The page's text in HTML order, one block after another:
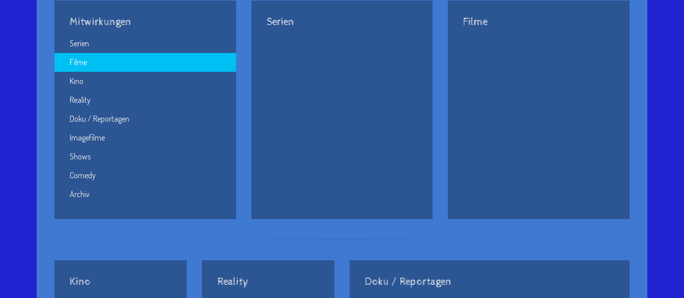
Mitwirkungen
Serien
Filme
Kino
Reality
Doku / Reportagen
Imagefilme
Shows
Comedy
Archiv
Serien Filme
Kino Reality Doku / Reportagen